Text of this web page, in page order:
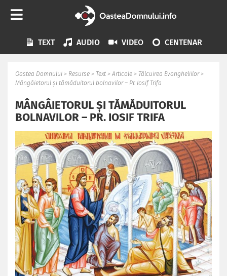
TEXT AUDIO VIDEO CENTENAR
Oastea Domnului > Resurse > Text > Articole > Tâlcuirea Evangheliilor>
Mângâietorul și tămăduitorul bolnavilor – Pr. Iosif Trifa
MÂNGÂIETORUL ȘI TĂMĂDUITORUL
BOLNAVILOR – PR. IOSIF TRIFA